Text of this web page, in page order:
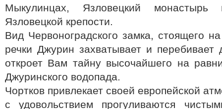
Мыкулинцах, Язловецкий
Язловецкой крепости.
Вид Червоноградского замка, стоящего
речки Джурин захватывает и перебивает
откроет Вам тайну высочайшего на
Джуринского водопада.
Чортков привлекает своей европейской
с удовольствием прогуливаются